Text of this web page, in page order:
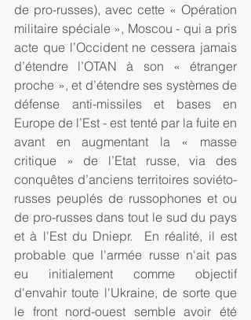
de pro-russes), avec cette « Opération
militaire spéciale », Moscou - qui a pris
acte que l’Occident ne cessera jamais
d’étendre l’OTAN à son « étranger
proche », et d’étendre ses systèmes de
défense anti-missiles et bases en
Europe de l’Est - est tenté par la fuite en
avant en augmentant la « masse
critique » de l’Etat russe, via des
conquêtes d’anciens territoires soviéto-
russes peuplés de russophones et ou
de pro-russes dans tout le sud du pays
et à l'Est du Dniepr.  En réalité, il est
probable que l'armée russe n'ait pas
eu initialement comme objectif
d'envahir toute l'Ukraine, de sorte que
le front nord-ouest semble avoir été